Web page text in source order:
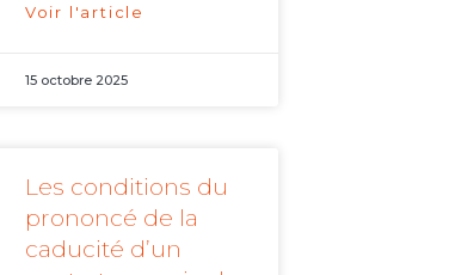
Voir l'article
15 octobre 2025
Les conditions du
prononcé de la
caducité d’un